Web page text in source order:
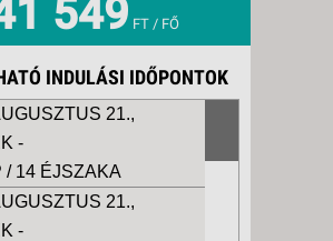
549 FT / FŐ
INDULÁSI IDŐPONTOK
21.,
-
/ 14 ÉJSZAKA
21.,
-